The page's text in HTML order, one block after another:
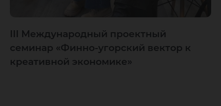
III Международный проектный
семинар «Финно-угорский вектор к
креативной экономике»